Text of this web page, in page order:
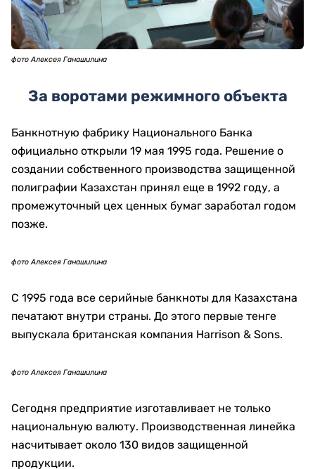
фото Алексея Ганашилина
За воротами режимного объекта
Банкнотную фабрику Национального Банка
официально открыли 19 мая 1995 года. Решение о
создании собственного производства защищенной
полиграфии Казахстан принял еще в 1992 году, а
промежуточный цех ценных бумаг заработал годом
позже.
фото Алексея Ганашилина
С 1995 года все серийные банкноты для Казахстана